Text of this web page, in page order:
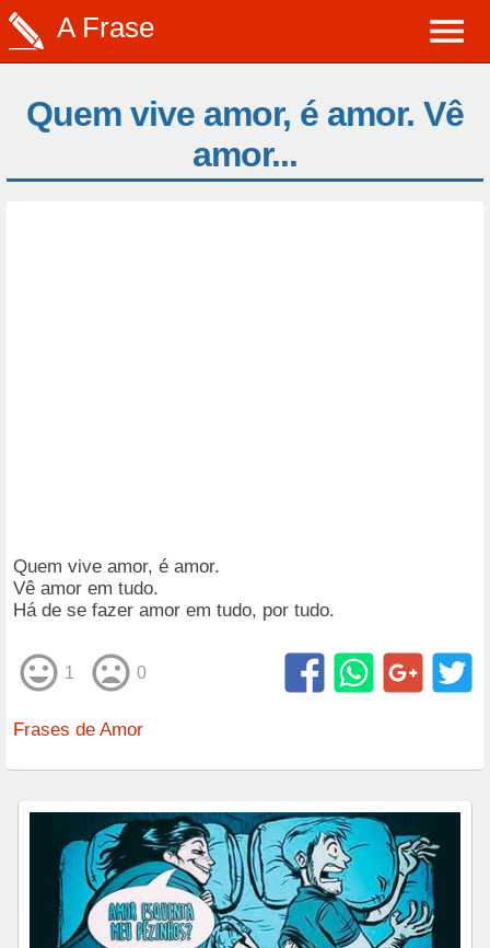
A Frase
Quem vive amor, é amor. Vê
amor...
Quem vive amor, é amor.
Vê amor em tudo.
Há de se fazer amor em tudo, por tudo.
1 0
Frases de Amor